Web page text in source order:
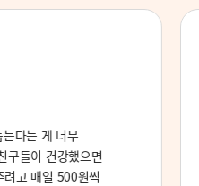
아들을 새로이
아이가 어떻게
니다!